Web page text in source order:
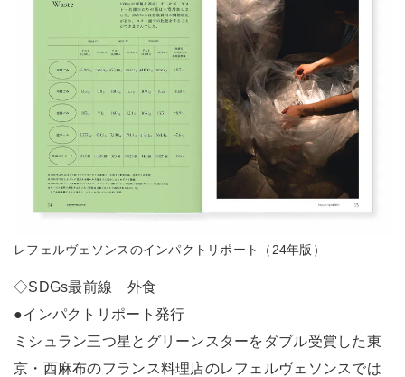
レフェルヴェソンスのインパクトリポート（24年版）
◇SDGs最前線 外食
●インパクトリポート発行
ミシュラン三つ星とグリーンスターをダブル受賞した東
京・西麻布のフランス料理店のレフェルヴェソンスでは